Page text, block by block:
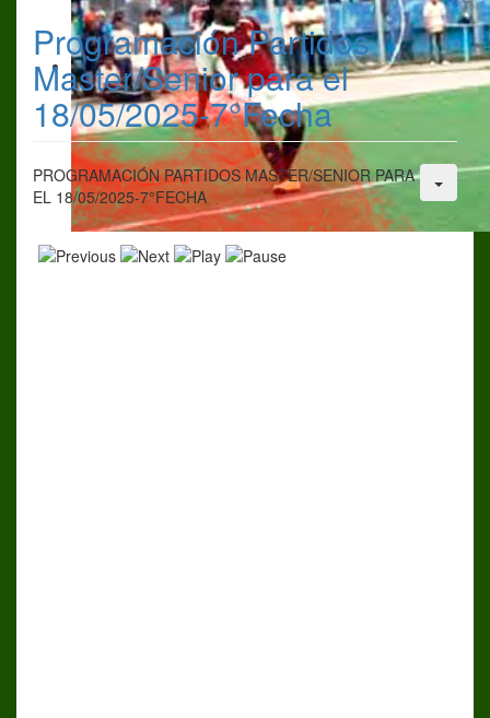
Programación Partidos
Master/Senior para el
18/05/2025-7°Fecha
PROGRAMACIÓN PARTIDOS MASTER/SENIOR PARA
EL 18/05/2025-7°FECHA